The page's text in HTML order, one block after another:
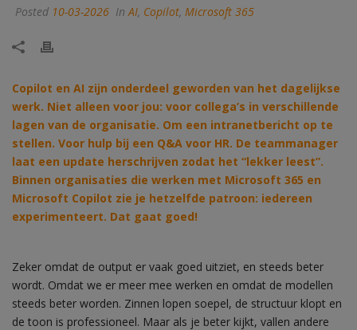
Posted 10-03-2026 In AI, Copilot, Microsoft 365
Copilot en AI zijn onderdeel geworden van het dagelijkse
werk. Niet alleen voor jou: voor collega’s in verschillende
lagen van de organisatie. Om een intranetbericht op te
stellen. Voor hulp bij een Q&A voor HR. De teammanager
laat een update herschrijven zodat het “lekker leest”.
Binnen organisaties die werken met Microsoft 365 en
Microsoft Copilot zie je hetzelfde patroon: iedereen
experimenteert. Dat gaat goed!
Zeker omdat de output er vaak goed uitziet, en steeds beter
wordt. Omdat we er meer mee werken en omdat de modellen
steeds beter worden. Zinnen lopen soepel, de structuur klopt en
de toon is professioneel. Maar als je beter kijkt, vallen andere